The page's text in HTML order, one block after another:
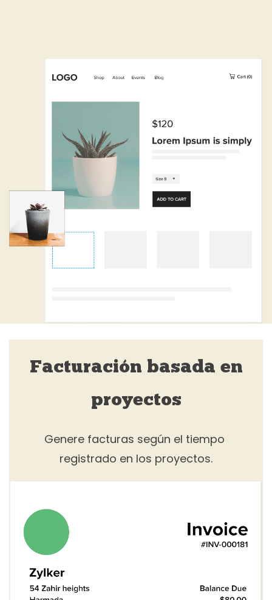
Facturación basada en
proyectos
Genere facturas según el tiempo
registrado en los proyectos.